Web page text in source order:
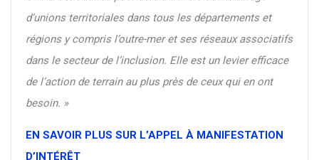
d’unions territoriales dans tous les départements et
régions y compris l’outre-mer et ses réseaux associatifs
dans le secteur de l’inclusion. Elle est un levier efficace
de l’action de terrain au plus près de ceux qui en ont
besoin. »
EN SAVOIR PLUS SUR L’APPEL À MANIFESTATION
D’INTÉRÊT